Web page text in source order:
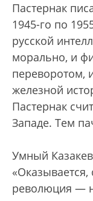
Пастернак
1945-го по
русской
морально, и
переворотом,
железной
Пастернак
Западе. Тем
Умный
«Оказывается,
революция —